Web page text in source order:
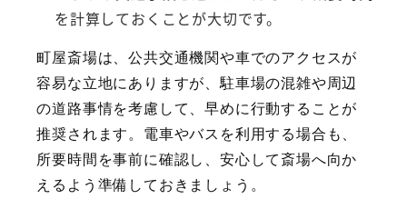
を計算しておくことが大切です。
町屋斎場は、公共交通機関や車でのアクセスが
容易な立地にありますが、駐車場の混雑や周辺
の道路事情を考慮して、早めに行動することが
推奨されます。電車やバスを利用する場合も、
所要時間を事前に確認し、安心して斎場へ向か
えるよう準備しておきましょう。